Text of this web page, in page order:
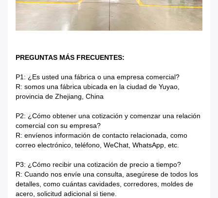
PREGUNTAS MÁS FRECUENTES:
P1: ¿Es usted una fábrica o una empresa comercial?
R: somos una fábrica ubicada en la ciudad de Yuyao,
provincia de Zhejiang, China
P2: ¿Cómo obtener una cotización y comenzar una relación
comercial con su empresa?
R: envíenos información de contacto relacionada, como
correo electrónico, teléfono, WeChat, WhatsApp, etc.
P3: ¿Cómo recibir una cotización de precio a tiempo?
R: Cuando nos envíe una consulta, asegúrese de todos los
detalles, como cuántas cavidades, corredores, moldes de
acero, solicitud adicional si tiene.